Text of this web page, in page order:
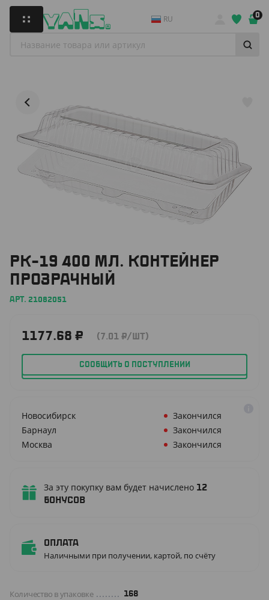
RU 0
РК-19 400 МЛ. КОНТЕЙНЕР
ПРОЗРАЧНЫЙ
АРТ. 21082051
1177.68 ₽ (7.01 ₽/ШТ)
СООБЩИТЬ О ПОСТУПЛЕНИИ
Новосибирск
Закончился
Барнаул
Закончился
Москва
Закончился
За эту покупку вам будет начислено 12
бонусов
Оплата
Наличными при получении, картой, по счёту
Количество в упаковке 168